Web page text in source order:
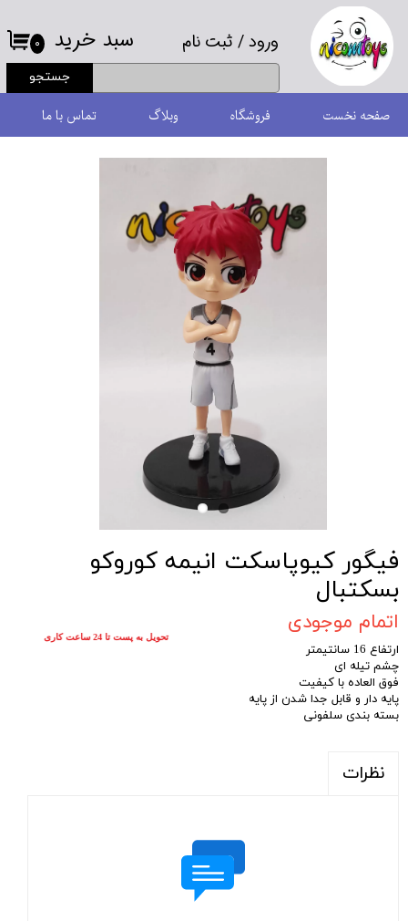
ورود/ ثبت نام
حساب کاربری من
تغییر گذر واژه
سفارشات
جستجو
۰ سبد خرید
صفحه نخست فروشگاه وبلاگ تماس با ما
فیگور کیوپاسکت انیمه کوروکو
بسکتبال
اتمام موجودی
ارتفاع 16 سانتیمتر
چشم تیله ای
فوق العاده با کیفیت
پایه دار و قابل جدا شدن از پایه
بسته بندی سلفونی
نظرات
تحویل به پست تا 24 ساعت کاری